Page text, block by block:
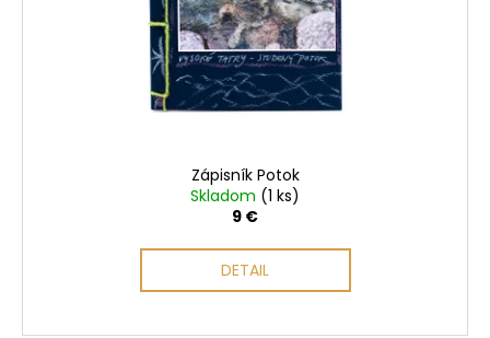
Zápisník Potok
Skladom (1 ks)
9 €
DETAIL